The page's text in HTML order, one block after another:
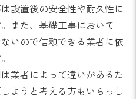
設置後の安全性や耐久性に
また、基礎工事において
いので信頼できる業者に依
業者によって違いがあるた
ようと考える方もいらっし